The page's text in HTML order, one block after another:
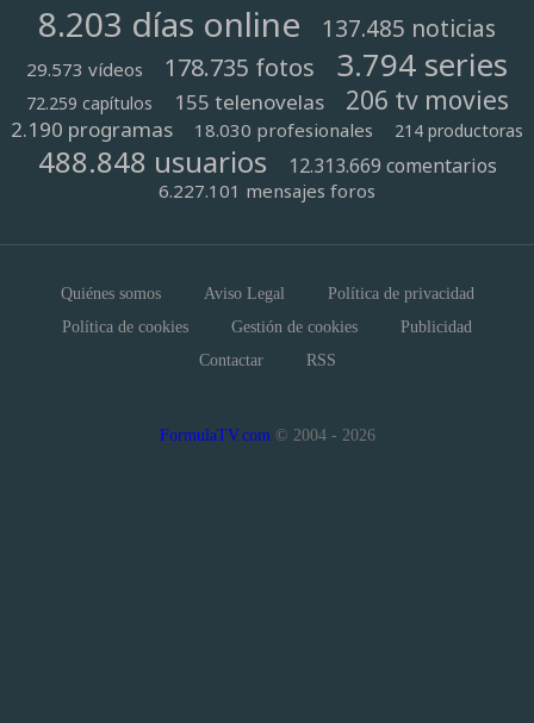
8.203 días online 137.485 noticias
29.573 vídeos 178.735 fotos 3.794 series
72.259 capítulos 155 telenovelas 206 tv movies
2.190 programas 18.030 profesionales 214 productoras
488.848 usuarios 12.313.669 comentarios
6.227.101 mensajes foros
Quiénes somos Aviso Legal
Política de privacidad
Política de cookies
Gestión de cookies
Publicidad
Contactar
RSS
FormulaTV.com© 2004 - 2026